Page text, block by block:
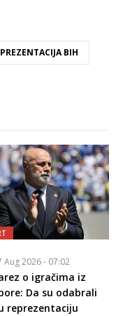
BIH
Aug 2026 - 07:02
o igračima iz
Da su odabrali
reprezentaciju